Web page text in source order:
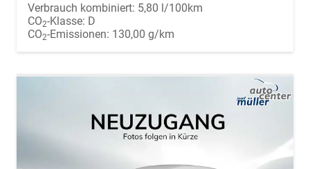
Verbrauch kombiniert: 5,80 l/100km
CO2-Klasse: D
CO2-Emissionen: 130,00 g/km